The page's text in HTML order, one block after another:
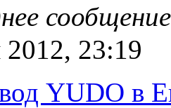
23:19
YUDO в